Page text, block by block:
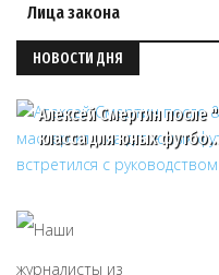
Лица закона
НОВОСТИ ДНЯ
Алексей Смертин после
класса для юных футбо…